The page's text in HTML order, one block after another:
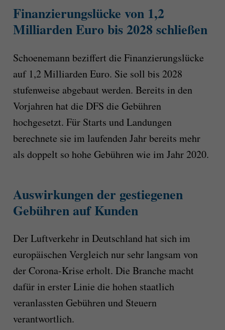
Finanzierungslücke von 1,2
Milliarden Euro bis 2028 schließen
Schoenemann beziffert die Finanzierungslücke
auf 1,2 Milliarden Euro. Sie soll bis 2028
stufenweise abgebaut werden. Bereits in den
Vorjahren hat die DFS die Gebühren
hochgesetzt. Für Starts und Landungen
berechnete sie im laufenden Jahr bereits mehr
als doppelt so hohe Gebühren wie im Jahr 2020.
Auswirkungen der gestiegenen
Gebühren auf Kunden
Der Luftverkehr in Deutschland hat sich im
europäischen Vergleich nur sehr langsam von
der Corona-Krise erholt. Die Branche macht
dafür in erster Linie die hohen staatlich
veranlassten Gebühren und Steuern
verantwortlich.